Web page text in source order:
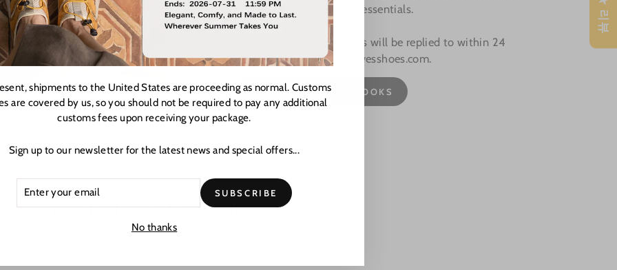
with effortless, everyday essentials.
Customer Support: Emails will be replied to within 24
hours at customer@dwarvesshoes.com.
EXPLORE CAMPUS LOOKS
YOU MAY ALSO LIKE
shipments to the United States are proceeding as normal. Customs
are covered by us, so you should not be required to pay any additional
customs fees upon receiving your package.
Sign up to our newsletter for the latest news and special offers...
SUBSCRIBE
No thanks
★ 리뷰